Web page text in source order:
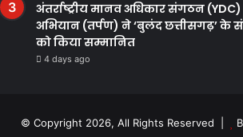
अंतर्राष्ट्रीय मानव अधिकार संगठन
अभियान (तर्पण) ने ‘बुलंद छत्तीसगढ़’ के
को किया सम्मानित
4 days ago
© Copyright 2026, All Rights Reserved |